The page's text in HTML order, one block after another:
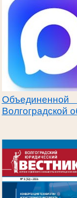
Волгоградской